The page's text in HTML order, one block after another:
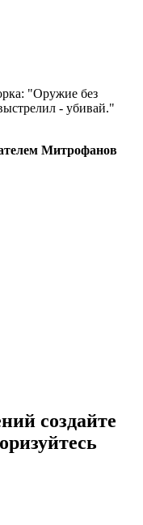
"Оружие без
- убивай."
Митрофанов
создайте